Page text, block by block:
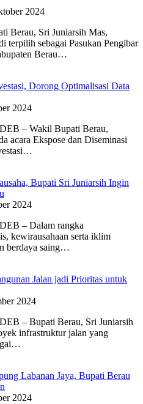
2024
Sri Juniarsih Mas,
terpilih sebagai Pasukan Pengibar
Berau…
Dorong Optimalisasi Data
2024
– Wakil Bupati Berau,
acara Ekspose dan Diseminasi
Bupati Sri Juniarsih Ingin
2024
– Dalam rangka
kewirausahaan serta iklim
berdaya saing…
Jalan jadi Prioritas untuk
2024
– Bupati Berau, Sri Juniarsih
infrastruktur jalan yang
Labanan Jaya, Bupati Berau
2024